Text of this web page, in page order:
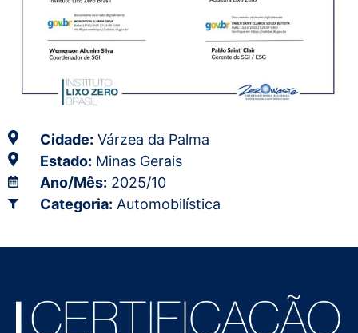
Cidade: Várzea da Palma
Estado: Minas Gerais
Ano/Mês: 2025/10
Categoria: Automobilística